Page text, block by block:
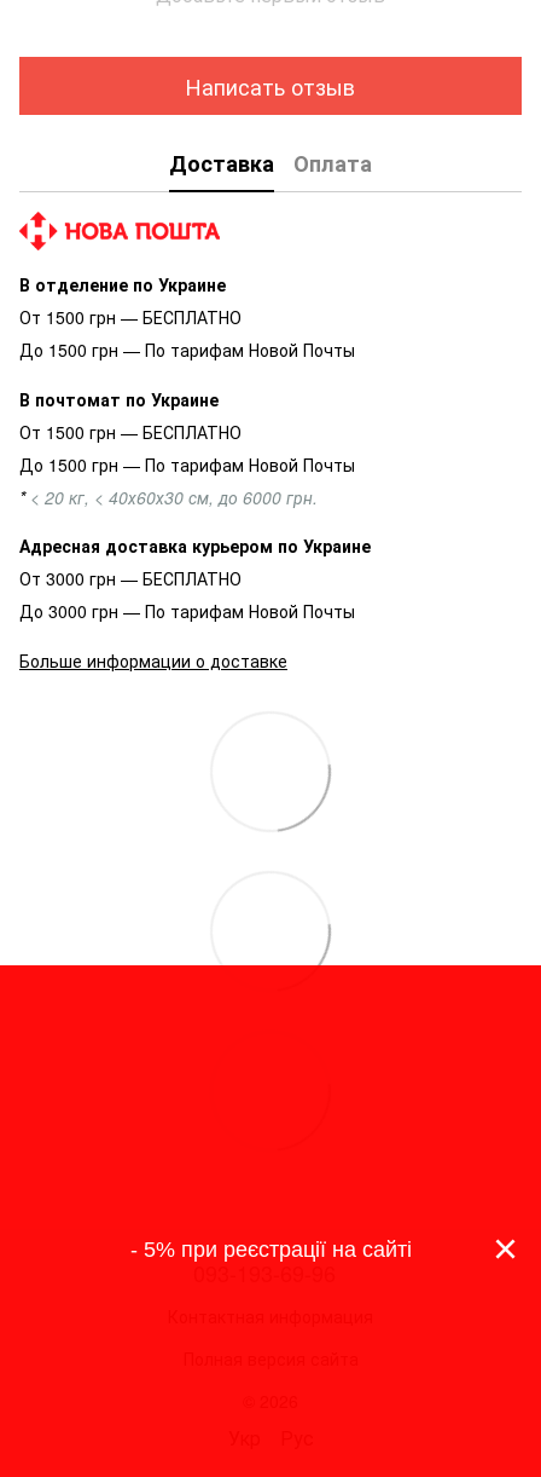
Написать отзыв
Доставка Оплата
В отделение по Украине
От 1500 грн — БЕСПЛАТНО
До 1500 грн — По тарифам Новой Почты
В почтомат по Украине
От 1500 грн — БЕСПЛАТНО
До 1500 грн — По тарифам Новой Почты
* < 20 кг, < 40х60х30 см, до 6000 грн.
Адресная доставка курьером по Украине
От 3000 грн — БЕСПЛАТНО
До 3000 грн — По тарифам Новой Почты
Больше информации о доставке
093-193-69-96 ×
- 5% при реєстрації на сайті